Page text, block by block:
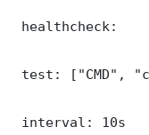
healthcheck:
test: ["CMD",
interval: 10s